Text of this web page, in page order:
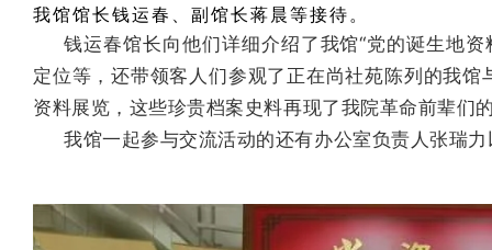
我馆馆长钱运春、副馆长蒋晨等接待。
钱运春馆长向他们详细介绍了我馆“党的诞生地
定位等，还带领客人们参观了正在尚社苑陈列的我馆
资料展览，这些珍贵档案史料再现了我院革命前辈们
我馆一起参与交流活动的还有办公室负责人张瑞